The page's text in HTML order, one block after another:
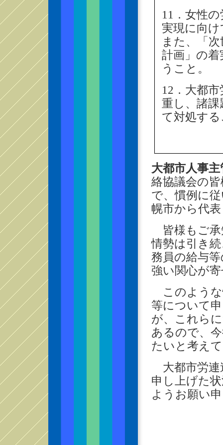
11．女性
実現に向
また、「
計画」の
うこと。
12．大都
重し、諸
て対処す
大都市人事
絡協議会の
で、慣例に
幌市から代
皆様もご承
情勢は引き
務員の給与
強い関心が
このような
等について
が、これら
あるので、
たいと考え
大都市労連
申し上げた
ようお願い